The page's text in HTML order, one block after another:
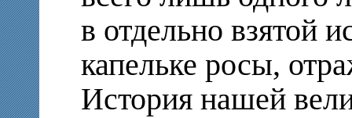
в отдельно взятой
капельке росы,
История нашей